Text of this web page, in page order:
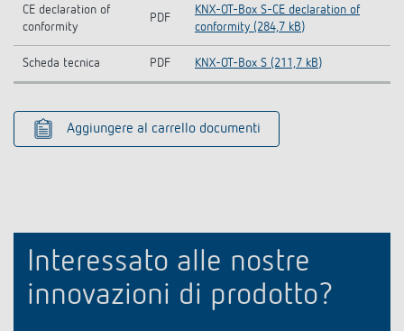
CE declaration of
conformity
PDF
KNX-OT-Box S-CE declaration of
conformity (284,7 kB)
Scheda tecnica PDF KNX-OT-Box S (211,7 kB)
Aggiungere al carrello documenti
Interessato alle nostre
innovazioni di prodotto?